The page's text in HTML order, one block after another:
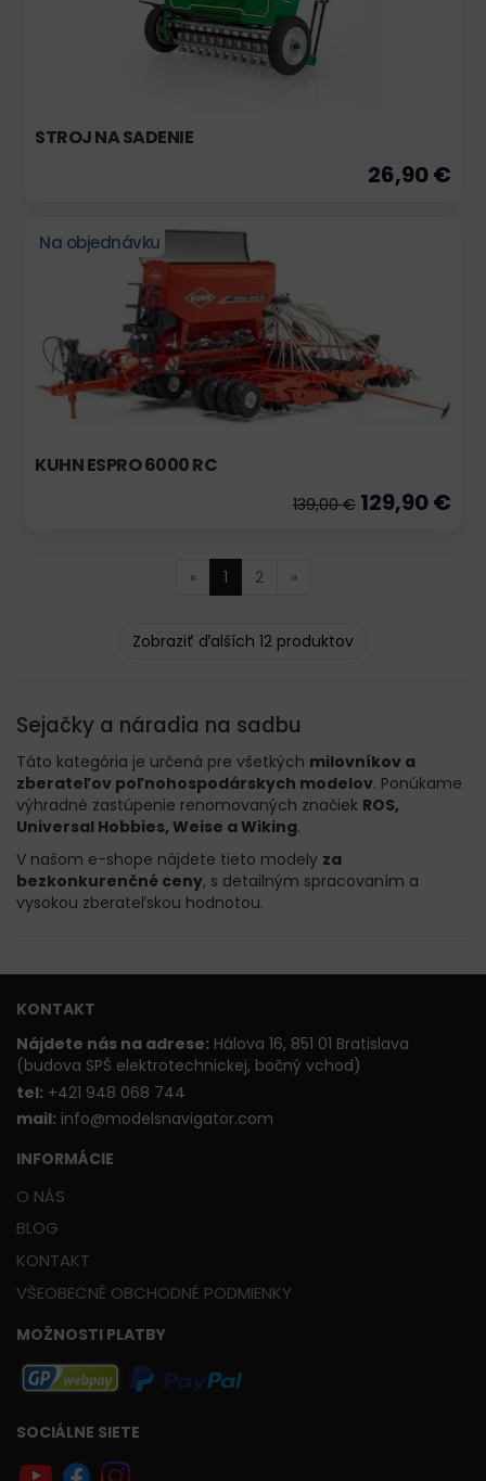
STROJ NA SADENIE
26,90 €
Na objednávku
KUHN ESPRO 6000 RC
139,00 € 129,90 €
« 1 2 »
Zobraziť ďalších 12 produktov
Sejačky a náradia na sadbu
Táto kategória je určená pre všetkých milovníkov a
zberateľov poľnohospodárskych modelov. Ponúkame
výhradné zastúpenie renomovaných značiek ROS,
Universal Hobbies, Weise a Wiking.
V našom e-shope nájdete tieto modely za
bezkonkurenčné ceny, s detailným spracovaním a
vysokou zberateľskou hodnotou.
KONTAKT
Nájdete nás na adrese: Hálova 16, 851 01 Bratislava
(budova SPŠ elektrotechnickej, bočný vchod)
tel: +421 948 068 744
mail: info@modelsnavigator.com
INFORMÁCIE
O NÁS
BLOG
KONTAKT
VŠEOBECNÉ OBCHODNÉ PODMIENKY
MOŽNOSTI PLATBY
SOCIÁLNE SIETE